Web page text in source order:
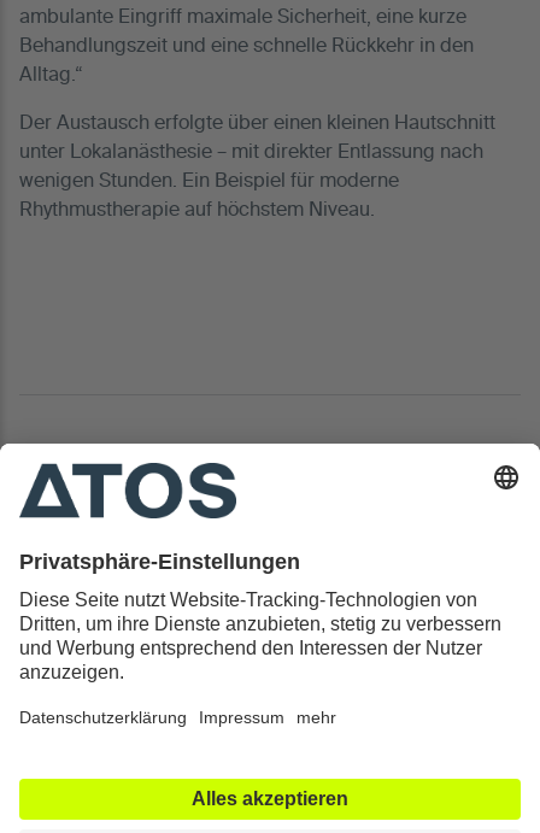
ambulante Eingriff maximale Sicherheit, eine kurze
Behandlungszeit und eine schnelle Rückkehr in den
Alltag.“
Der Austausch erfolgte über einen kleinen Hautschnitt
unter Lokalanästhesie – mit direkter Entlassung nach
wenigen Stunden. Ein Beispiel für moderne
Rhythmustherapie auf höchstem Niveau.
Kontakt & Rechtliches
Alle ATOS Kliniken